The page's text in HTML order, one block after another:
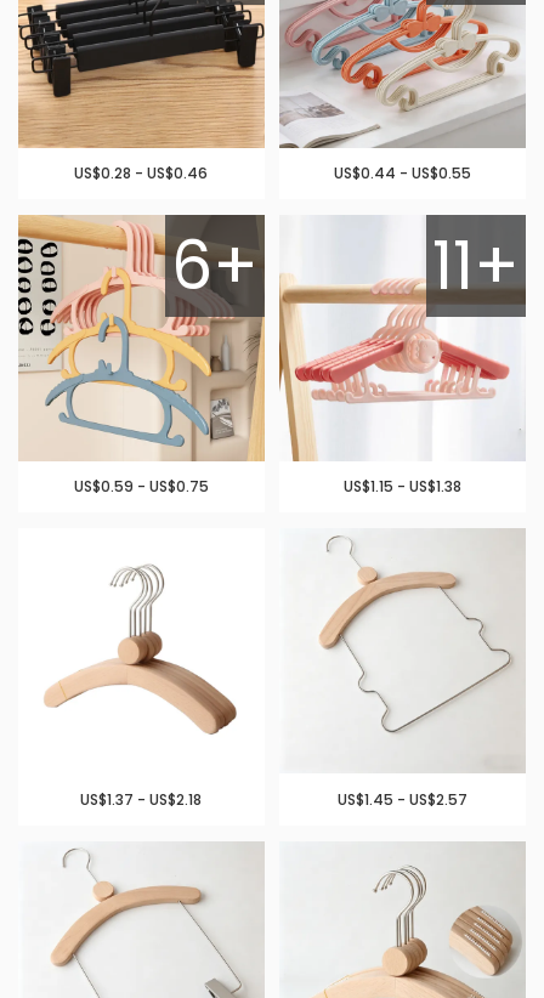
US$0.28 - US$0.46 US$0.44 - US$0.55
6+
US$0.59 - US$0.75
11+
US$1.15 - US$1.38
US$1.37 - US$2.18 US$1.45 - US$2.57